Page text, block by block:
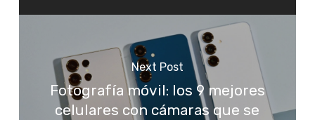
Next Post
Fotografía móvil: los 9 mejores
celulares con cámaras que se